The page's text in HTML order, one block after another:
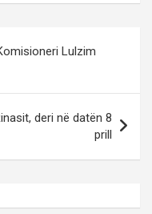
Lulzim
deri në datën 8
prill